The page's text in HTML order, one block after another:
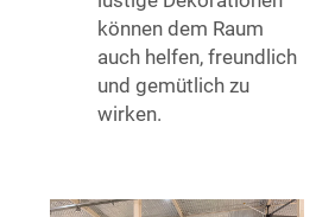
können dem Raum
auch helfen, freundlich
und gemütlich zu
wirken.